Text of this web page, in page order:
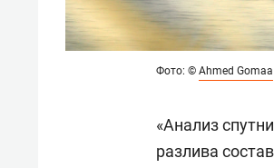
Фото: © Ahmed Gomaa
«Анализ
разлива